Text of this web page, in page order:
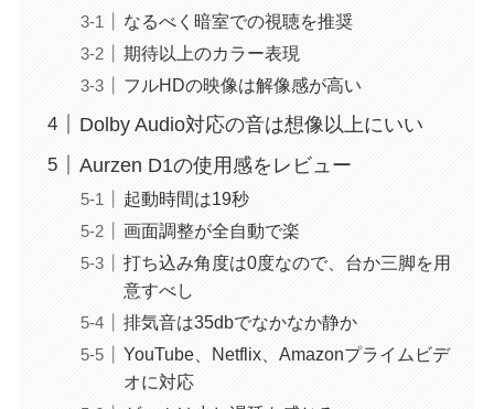
なるべく暗室での視聴を推奨
期待以上のカラー表現
フルHDの映像は解像感が高い
Dolby Audio対応の音は想像以上にいい
Aurzen D1の使用感をレビュー
起動時間は19秒
画面調整が全自動で楽
打ち込み角度は0度なので、台か三脚を用
意すべし
排気音は35dbでなかなか静か
YouTube、Netflix、Amazonプライムビデ
オに対応